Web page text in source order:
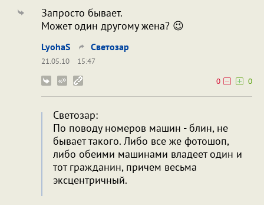
Запросто бывает.
Может один другому жена? 😉
LyohaS Светозар
21.05.10
15:47
0
0
Светозар:
По поводу номеров машин - блин, не
бывает такого. Либо все же фотошоп,
либо обеими машинами владеет один и
тот гражданин, причем весьма
эксцентричный.